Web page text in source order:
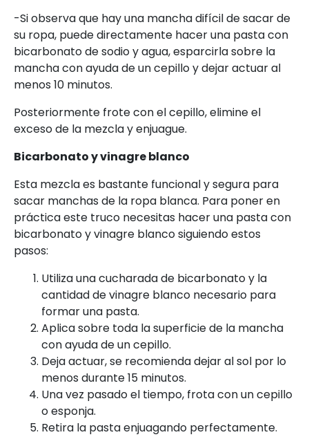
-Si observa que hay una mancha difícil de sacar de
su ropa, puede directamente hacer una pasta con
bicarbonato de sodio y agua, esparcirla sobre la
mancha con ayuda de un cepillo y dejar actuar al
menos 10 minutos.
Posteriormente frote con el cepillo, elimine el
exceso de la mezcla y enjuague.
Bicarbonato y vinagre blanco
Esta mezcla es bastante funcional y segura para
sacar manchas de la ropa blanca. Para poner en
práctica este truco necesitas hacer una pasta con
bicarbonato y vinagre blanco siguiendo estos
pasos:
Utiliza una cucharada de bicarbonato y la
cantidad de vinagre blanco necesario para
formar una pasta.
Aplica sobre toda la superficie de la mancha
con ayuda de un cepillo.
Deja actuar, se recomienda dejar al sol por lo
menos durante 15 minutos.
Una vez pasado el tiempo, frota con un cepillo
o esponja.
Retira la pasta enjuagando perfectamente.